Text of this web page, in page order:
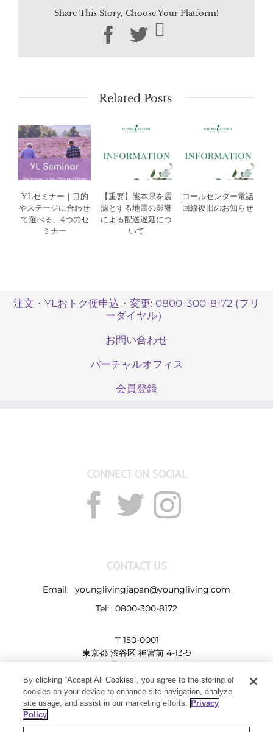
Share This Story, Choose Your Platform!
Facebook
Twitter
Related Posts
YLセミナー｜目的
やステージに合わせ
て選べる、4つのセ
ミナー
【重要】熊本県を震
源とする地震の影響
による配送遅延につ
いて
コールセンター電話
回線復旧のお知らせ
注文・YLおトク便申込・変更: 0800-300-8172 (フリ
ーダイヤル）
お問い合わせ
バーチャルオフィス
会員登録
CONNECT ON SOCIAL
CONTACT US
Email: younglivingjapan@youngliving.com
Tel: 0800-300-8172
〒150-0001
東京都 渋谷区 神宮前 4-13-9
表参道LHビル
By clicking “Accept All Cookies”, you agree to the storing of
cookies on your device to enhance site navigation, analyze
site usage, and assist in our marketing efforts. Privacy
Policy